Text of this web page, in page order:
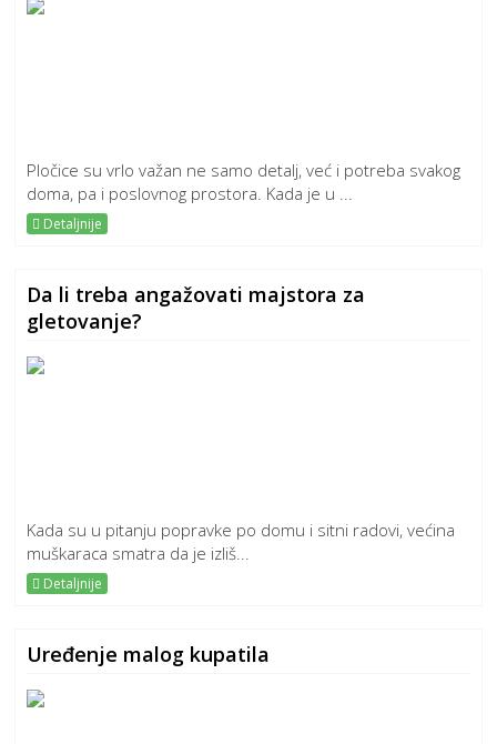
Pločice su vrlo važan ne samo detalj, već i potreba svakog
doma, pa i poslovnog prostora. Kada je u ...
Detaljnije
Da li treba angažovati majstora za
gletovanje?
Kada su u pitanju popravke po domu i sitni radovi, većina
muškaraca smatra da je izliš...
Detaljnije
Uređenje malog kupatila